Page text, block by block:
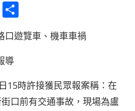
Messenger
享
口遊覽車、機車車禍
導
15時許接獲民眾報案稱：在
口前有交通事故，現場為盧